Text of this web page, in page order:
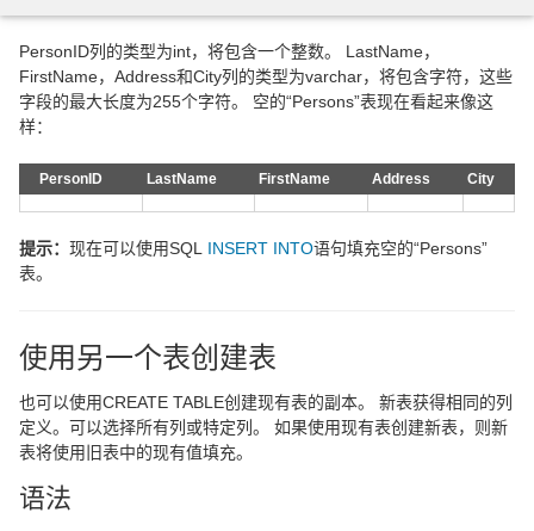
PersonID列的类型为int，将包含一个整数。 LastName，
FirstName，Address和City列的类型为varchar，将包含字符，这些
字段的最大长度为255个字符。 空的“Persons”表现在看起来像这
样：
PersonID LastName FirstName Address City
提示： 现在可以使用SQL INSERT INTO语句填充空的“Persons”
表。
使用另一个表创建表
也可以使用CREATE TABLE创建现有表的副本。 新表获得相同的列
定义。可以选择所有列或特定列。 如果使用现有表创建新表，则新
表将使用旧表中的现有值填充。
语法